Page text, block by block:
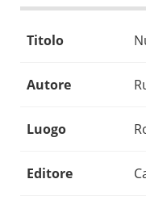
Titolo
Autore
Luogo
Editore